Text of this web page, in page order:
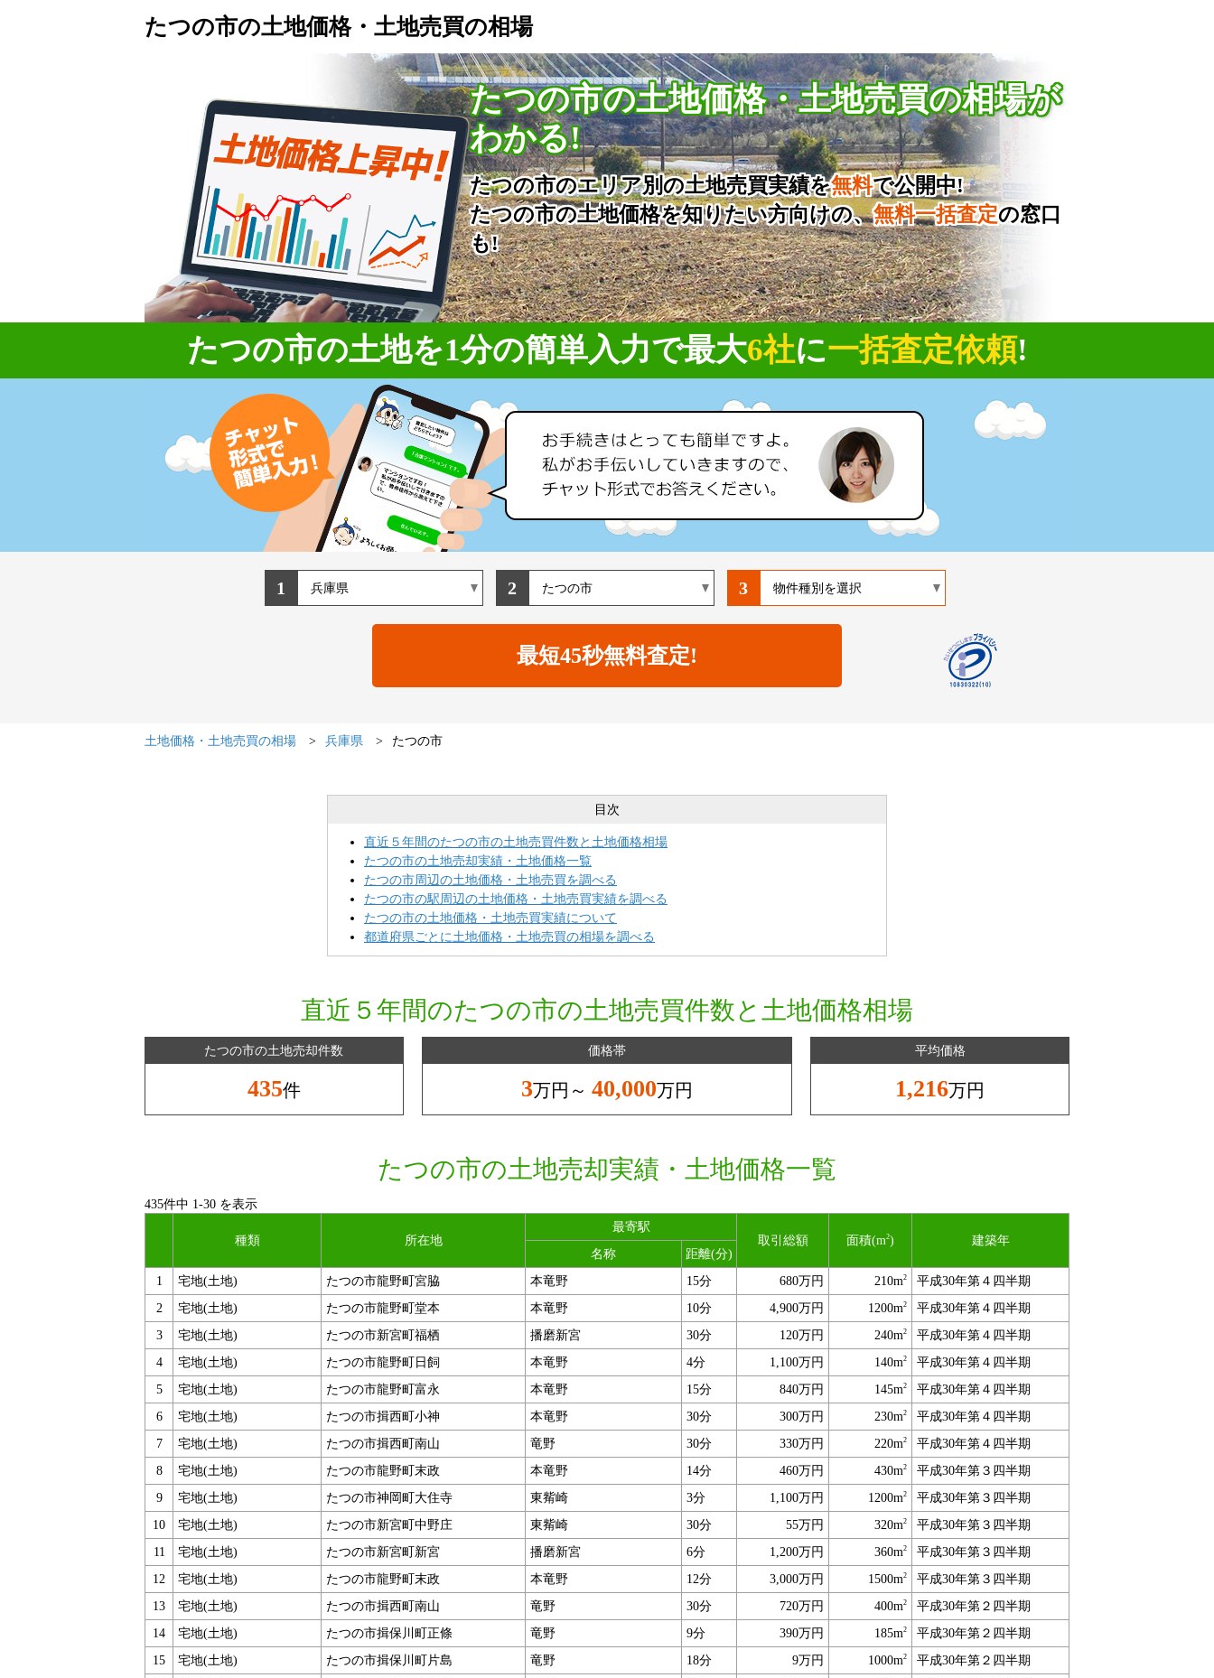
たつの市の土地価格・土地売買の相場
たつの市の土地価格・土地売買の相場が
わかる!
たつの市のエリア別の土地売買実績を無料で公開中!
たつの市の土地価格を知りたい方向けの、無料一括査定の窓口
も!
たつの市の土地を1分の簡単入力で最大6社に一括査定依頼!
1 2 3
土地価格・土地売買の相場 兵庫県 たつの市
目次
直近５年間のたつの市の土地売買件数と土地価格相場
たつの市の土地売却実績・土地価格一覧
たつの市周辺の土地価格・土地売買を調べる
たつの市の駅周辺の土地価格・土地売買実績を調べる
たつの市の土地価格・土地売買実績について
都道府県ごとに土地価格・土地売買の相場を調べる
直近５年間のたつの市の土地売買件数と土地価格相場
たつの市の土地売却件数
435件
価格帯
3万円～ 40,000万円
平均価格
1,216万円
たつの市の土地売却実績・土地価格一覧
435件中 1-30 を表示
種類 所在地
最寄駅
取引総額
面積(m2)
建築年
名称
距離(分)
1
宅地(土地) たつの市龍野町宮脇 本竜野 15分 680万円 210m2
平成30年第４四半期
2
宅地(土地) たつの市龍野町堂本 本竜野 10分 4,900万円 1200m2
平成30年第４四半期
3
宅地(土地) たつの市新宮町福栖 播磨新宮 30分 120万円 240m2
平成30年第４四半期
4
宅地(土地) たつの市龍野町日飼 本竜野 4分 1,100万円 140m2
平成30年第４四半期
5
宅地(土地) たつの市龍野町富永 本竜野 15分 840万円 145m2
平成30年第４四半期
6
宅地(土地) たつの市揖西町小神 本竜野 30分 300万円 230m2
平成30年第４四半期
7
宅地(土地) たつの市揖西町南山 竜野 30分 330万円 220m2
平成30年第４四半期
8
宅地(土地) たつの市龍野町末政 本竜野 14分 460万円 430m2
平成30年第３四半期
9
宅地(土地) たつの市神岡町大住寺 東觜崎 3分 1,100万円 1200m2
平成30年第３四半期
10
宅地(土地) たつの市新宮町中野庄 東觜崎 30分 55万円 320m2
平成30年第３四半期
11
宅地(土地) たつの市新宮町新宮 播磨新宮 6分 1,200万円 360m2
平成30年第３四半期
12
宅地(土地) たつの市龍野町末政 本竜野 12分 3,000万円 1500m2
平成30年第３四半期
13
宅地(土地) たつの市揖西町南山 竜野 30分 720万円 400m2
平成30年第２四半期
14
宅地(土地) たつの市揖保川町正條 竜野 9分 390万円 185m2
平成30年第２四半期
15
宅地(土地) たつの市揖保川町片島 竜野 18分 9万円 1000m2
平成30年第２四半期